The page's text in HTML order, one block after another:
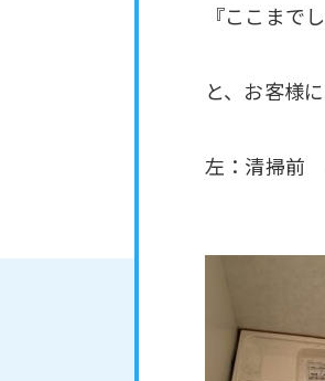
『ここまで
と、お客様
左：清掃前